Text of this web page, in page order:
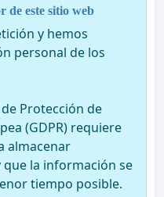
de este sitio web
y hemos
personal de los
Protección de
(GDPR) requiere
almacenar
la información se
tiempo posible.